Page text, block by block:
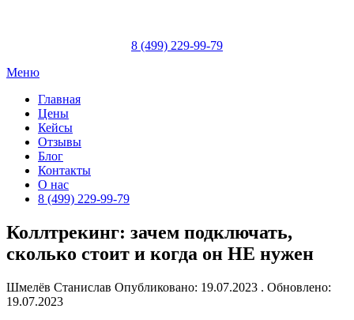
8 (499) 229-99-79
Меню
Главная
Цены
Кейсы
Отзывы
Блог
Контакты
О нас
8 (499) 229-99-79
Коллтрекинг: зачем подключать,
сколько стоит и когда он НЕ нужен
Шмелёв Станислав Опубликовано: 19.07.2023 . Обновлено:
19.07.2023